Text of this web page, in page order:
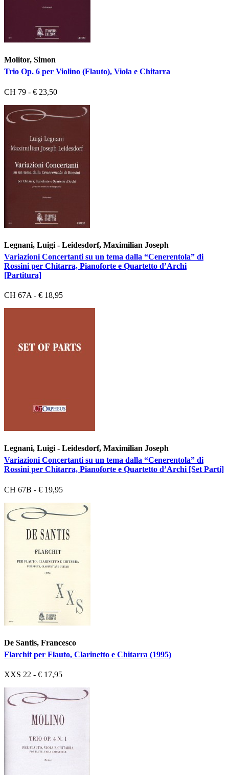
Molitor, Simon
Trio Op. 6 per Violino (Flauto), Viola e Chitarra
CH 79 - € 23,50
Legnani, Luigi - Leidesdorf, Maximilian Joseph
Variazioni Concertanti su un tema dalla “Cenerentola” di
Rossini per Chitarra, Pianoforte e Quartetto d’Archi
[Partitura]
CH 67A - € 18,95
Legnani, Luigi - Leidesdorf, Maximilian Joseph
Variazioni Concertanti su un tema dalla “Cenerentola” di
Rossini per Chitarra, Pianoforte e Quartetto d’Archi [Set Parti]
CH 67B - € 19,95
De Santis, Francesco
Flarchit per Flauto, Clarinetto e Chitarra (1995)
XXS 22 - € 17,95